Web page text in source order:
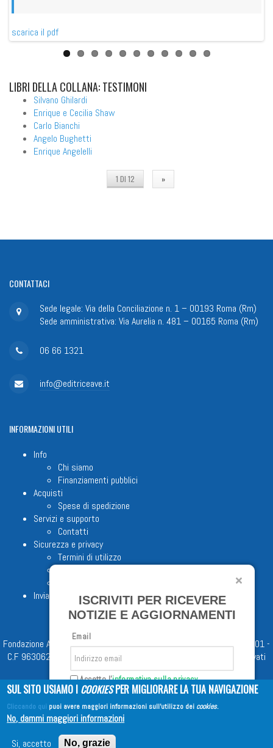
scarica il pdf
LIBRI DELLA COLLANA: TESTIMONI
Silvano Ghilardi
Enrique e Cecilia Shaw
Carlo Bianchi
Angelo Bughetti
Enrique Angelelli
1 DI 12 »
CONTATTACI
Sede legale: Via della Conciliazione n. 1 – 00193 Roma (Rm)
Sede amministrativa: Via Aurelia n. 481 – 00165 Roma (Rm)
06 66 1321
info@editriceave.it
INFORMAZIONIUTILI
Info
Chi siamo
Finanziamenti pubblici
Acquisti
Spese di spedizione
Servizi e supporto
Contatti
Sicurezza e privacy
Termini di utilizzo
Invia proposta editoriale
Fondazione Apostolicam Actuositatem ETS © 2023 - P.I. 05398481001 -
C.F 96306220581 - REA 888781 del 23/02/98 - Tutti i diritti riservati
Copyright © 2026EDITRICE AVE
ISCRIVITI PER RICEVERE
NOTIZIE E AGGIORNAMENTI
Email
Accetto l'informativa sulla privacy
Iscriviti
SUL SITO USIAMO I COOKIESPER MIGLIORARE LA TUA NAVIGAZIONE
Cliccando qui puoi avere maggiori informazioni sull'utilizzo dei cookies.
No, dammi maggiori informazioni
Si, accetto
No, grazie